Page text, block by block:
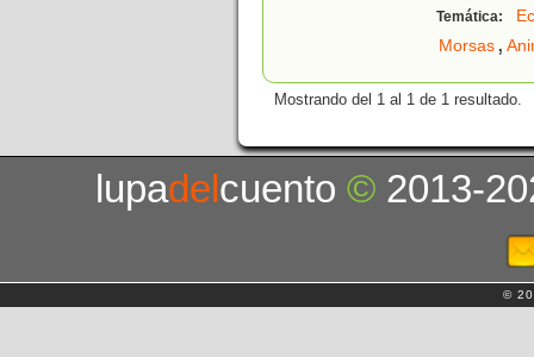
Temática:
Morsas,
Mostrando del 1 al 1 de 1 resultado.
lupadelcuento© 2013-
©